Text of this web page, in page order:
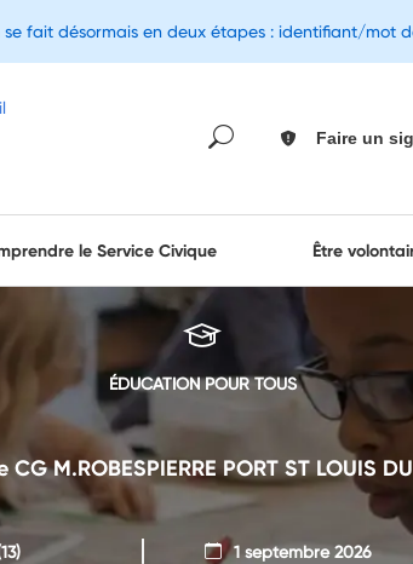
Faire un
le Service Civique Être
ÉDUCATION POUR TOUS
CG M.ROBESPIERRE PORT ST LOUIS
1 septembre 2026
se fait désormais en deux étapes : identifiant/mot